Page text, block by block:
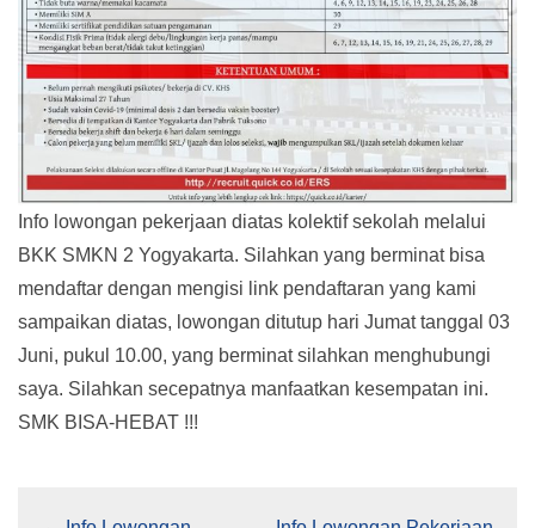
Info lowongan pekerjaan diatas kolektif sekolah melalui
BKK SMKN 2 Yogyakarta. Silahkan yang berminat bisa
mendaftar dengan mengisi link pendaftaran yang kami
sampaikan diatas, lowongan ditutup hari Jumat tanggal 03
Juni, pukul 10.00, yang berminat silahkan menghubungi
saya. Silahkan secepatnya manfaatkan kesempatan ini.
SMK BISA-HEBAT !!!